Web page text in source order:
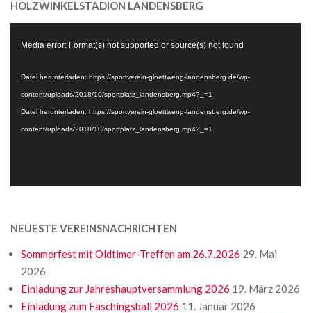
HOLZWINKELSTADION LANDENSBERG
Player
Media error: Format(s) not supported or source(s) not found
Datei herunterladen: https://sportverein-gloettweng-landensberg.de/wp-
content/uploads/2018/10/sportplatz_landensberg.mp4?_=1
Datei herunterladen: https://sportverein-gloettweng-landensberg.de/wp-
content/uploads/2018/10/sportplatz_landensberg.mp4?_=1
NEUESTE VEREINSNACHRICHTEN
Sommerfest mit Oldtimer-Treffen am 26.7.2026 29. Mai
2026
Einladung zur Jahreshauptversammlung 2026 19. März 2026
Einladung zum Faschingsball 2026 11. Januar 2026